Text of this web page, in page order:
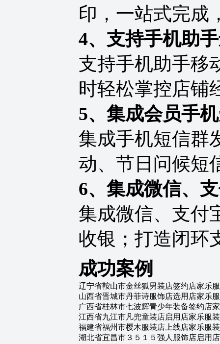
印，一站式完成
4、支持手机助
支持手机助手移
时轻松掌控店铺
5、集成会员手
集成手机短信群
动、节日问候短
6、集成微信、
集成微信、支付
收银；打造闭环
成功案例
辽宁省鞍山市金丝狐男装店签约店家乐
山西省晋城市丹菲诗服饰店选用店家乐
广西省桂林市七波辉青少年装备签约店
江西省九江市凡兜童装店启用店家乐服
福建省福州市樱木服装店上线店家乐服
湖北省宜昌市３５１５强人服饰店启用